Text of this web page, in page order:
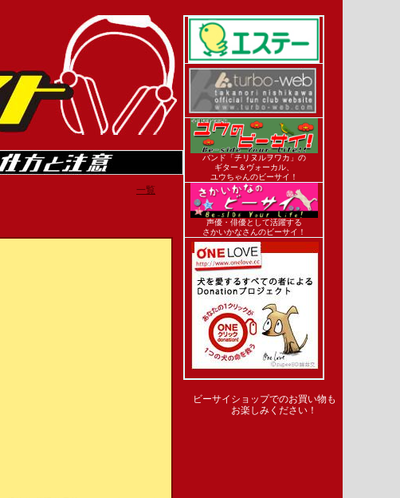
一覧
バンド「チリヌルヲワカ」の
ギター＆ヴォーカル、
ユウちゃんのビーサイ！
声優・俳優として活躍する
さかいかなさんのビーサイ！
ビーサイショップでのお買い物も
お楽しみください！